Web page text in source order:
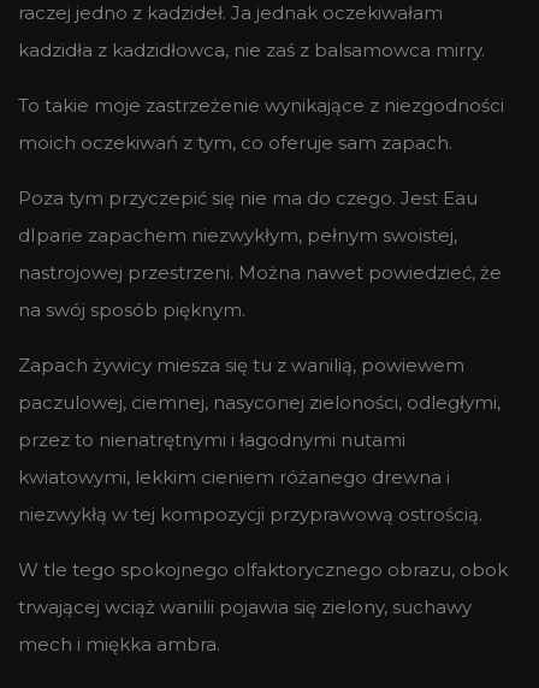
raczej jedno z kadzideł. Ja jednak oczekiwałam
kadzidła z kadzidłowca, nie zaś z balsamowca mirry.
To takie moje zastrzeżenie wynikające z niezgodności
moich oczekiwań z tym, co oferuje sam zapach.
Poza tym przyczepić się nie ma do czego. Jest Eau
dIparie zapachem niezwykłym, pełnym swoistej,
nastrojowej przestrzeni. Można nawet powiedzieć, że
na swój sposób pięknym.
Zapach żywicy miesza się tu z wanilią, powiewem
paczulowej, ciemnej, nasyconej zieloności, odległymi,
przez to nienatrętnymi i łagodnymi nutami
kwiatowymi, lekkim cieniem różanego drewna i
niezwykłą w tej kompozycji przyprawową ostrością.
W tle tego spokojnego olfaktorycznego obrazu, obok
trwającej wciąż wanilii pojawia się zielony, suchawy
mech i miękka ambra.